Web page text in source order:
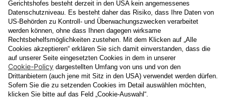
Datenschutzerklärung
Ja , ich erlaube, dass meine personenbezogenen Daten, nämlich
Name undE-Mail-Adressefür personalisierte Zusendungen per E-
Mail, die Informationen über Events und das
Veranstaltungsprogramm vom Congress Center Baden
enthalten, von der "CCB" Congress Center Baden
Betriebsgesellschaft m.b.H. verarbeitet werden.
Die Verarbeitung meiner Daten erfolgt entsprechend der
Datenschutzerklärung der Casinos Austria Aktiengesellschaft und